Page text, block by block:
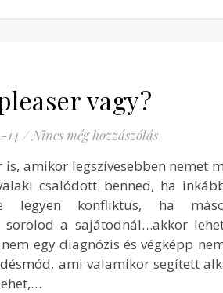
vagy?
14 / Nincs még hozzászólás
amikor legszívesebben nemet
csalódott benned, ha
legyen konfliktus, ha
sorolod a sajátodnál…akkor
egy diagnózis és végképp
ami valamikor segített